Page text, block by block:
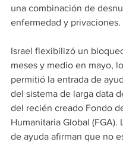
una combinación de
enfermedad y privaciones.
Israel flexibilizó un
meses y medio en mayo,
permitió la entrada de
del sistema de larga data
del recién creado Fondo
Humanitaria Global (FGA).
de ayuda afirman que no